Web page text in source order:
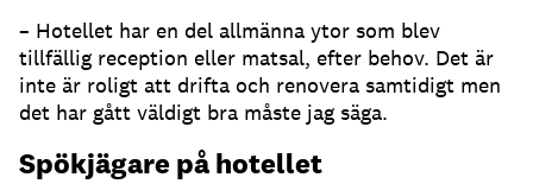
– Hotellet har en del allmänna ytor som blev
tillfällig reception eller matsal, efter behov. Det är
inte är roligt att drifta och renovera samtidigt men
det har gått väldigt bra måste jag säga.
Spökjägare på hotellet